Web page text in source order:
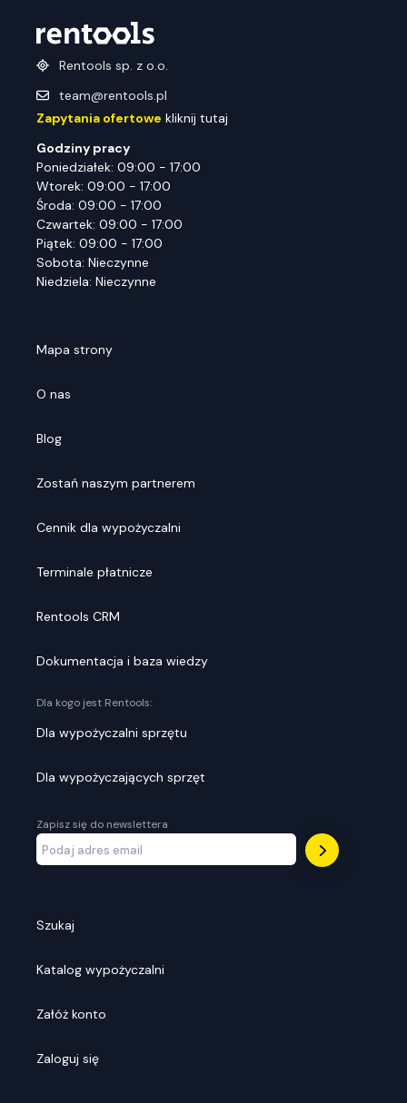
Rentools sp. z o.o.
team@rentools.pl
Zapytania ofertowe kliknij tutaj
Godziny pracy
Poniedziałek: 09:00 - 17:00
Wtorek: 09:00 - 17:00
Środa: 09:00 - 17:00
Czwartek: 09:00 - 17:00
Piątek: 09:00 - 17:00
Sobota: Nieczynne
Niedziela: Nieczynne
Mapa strony
O nas
Blog
Zostań naszym partnerem
Cennik dla wypożyczalni
Terminale płatnicze
Rentools CRM
Dokumentacja i baza wiedzy
Dla kogo jest Rentools:
Dla wypożyczalni sprzętu
Dla wypożyczających sprzęt
Zapisz się do newslettera
Szukaj
Katalog wypożyczalni
Załóż konto
Zaloguj się